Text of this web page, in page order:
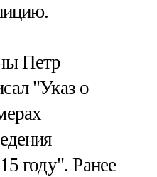
Петр
"Указ о
году". Ранее